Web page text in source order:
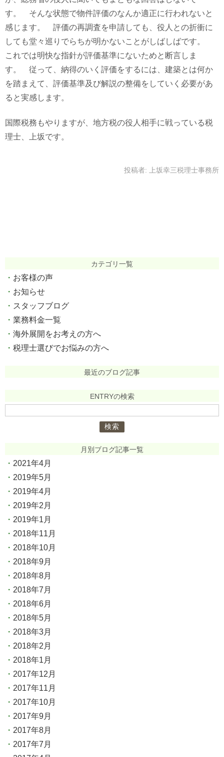
す。 そんな状態で物件評価のなんか適正に行われないと
感じます。 評価の再調査を申請しても、役人との折衝に
しても堂々巡りでらちが明かないことがしばしばです。
これでは明快な指針が評価基準にないためと断言しま
す。 従って、納得のいく評価をするには、建築とは何か
を踏まえて、評価基準及び解説の整備をしていく必要があ
ると実感します。
国際税務もやりますが、地方税の役人相手に戦っている税
理士、上坂です。
投稿者: 上坂幸三税理士事務所
カテゴリ一覧
お客様の声
お知らせ
スタッフブログ
業務料金一覧
海外展開をお考えの方へ
税理士選びでお悩みの方へ
最近のブログ記事
ENTRYの検索
月別ブログ記事一覧
2021年4月
2019年5月
2019年4月
2019年2月
2019年1月
2018年11月
2018年10月
2018年9月
2018年8月
2018年7月
2018年6月
2018年5月
2018年3月
2018年2月
2018年1月
2017年12月
2017年11月
2017年10月
2017年9月
2017年8月
2017年7月